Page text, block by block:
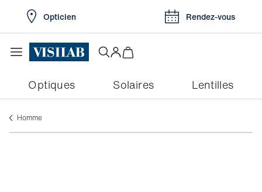
Opticien Rendez-vous
Optiques Solaires Lentilles
Homme